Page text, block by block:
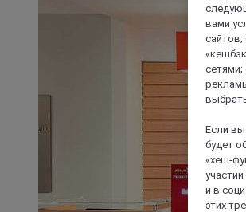
вами
сайтов;
Если вы
будет
«хеш-
и в
этих